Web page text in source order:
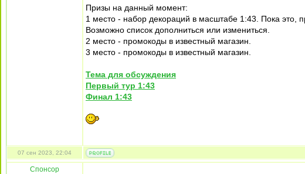
Призы на данный момент:
1 место - набор декораций в масштабе 1:43. Пока это,
Возможно список дополниться или измениться.
2 место - промокоды в известный магазин.
3 место - промокоды в известный магазин.
Тема для обсуждения
Первый тур 1:43
Финал 1:43
07 сен 2023, 22:04
Спонсор